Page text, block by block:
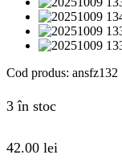
Cod produs: ansfz132
3 în stoc
42.00 lei